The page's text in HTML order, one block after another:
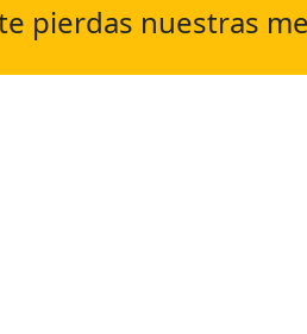
pierdas nuestras